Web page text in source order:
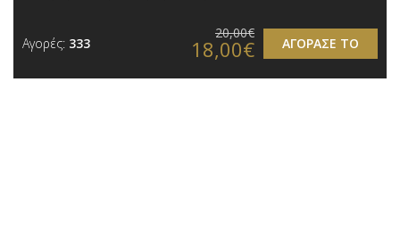
Αγορές: 333 ΑΓΟΡΑΣΕ ΤΟ
20,00€
18,00€